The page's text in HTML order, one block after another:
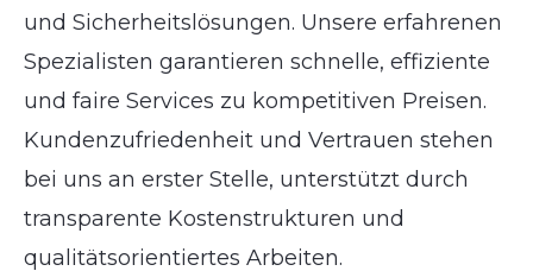
und Sicherheitslösungen. Unsere erfahrenen
Spezialisten garantieren schnelle, effiziente
und faire Services zu kompetitiven Preisen.
Kundenzufriedenheit und Vertrauen stehen
bei uns an erster Stelle, unterstützt durch
transparente Kostenstrukturen und
qualitätsorientiertes Arbeiten.